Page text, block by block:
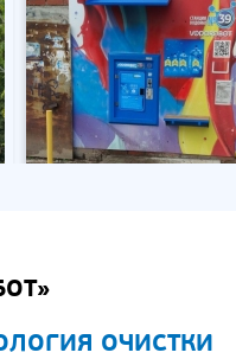
ОЧИСТКИ